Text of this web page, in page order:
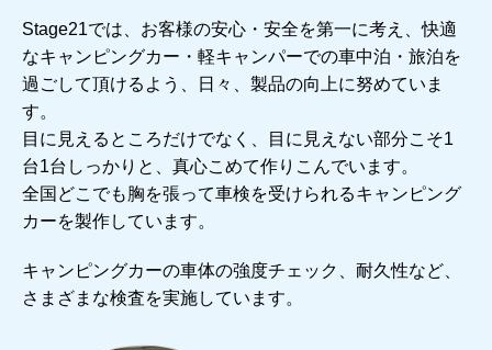
Stage21では、お客様の安心・安全を第一に考え、快適
なキャンピングカー・軽キャンパーでの車中泊・旅泊を
過ごして頂けるよう、日々、製品の向上に努めていま
す。
目に見えるところだけでなく、目に見えない部分こそ1
台1台しっかりと、真心こめて作りこんでいます。
全国どこでも胸を張って車検を受けられるキャンピング
カーを製作しています。
キャンピングカーの車体の強度チェック、耐久性など、
さまざまな検査を実施しています。